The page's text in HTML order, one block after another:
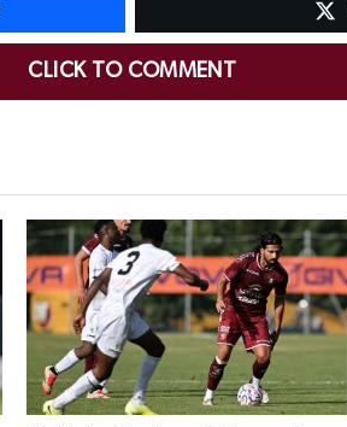
CLICK TO COMMENT